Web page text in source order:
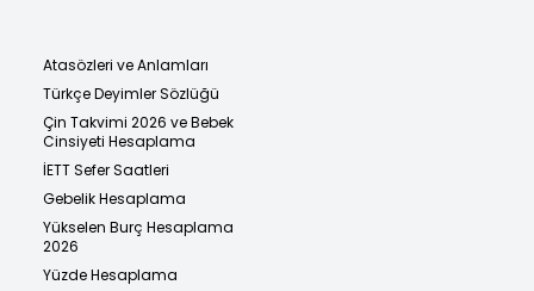
Atasözleri ve Anlamları
Türkçe Deyimler Sözlüğü
Çin Takvimi 2026 ve Bebek
Cinsiyeti Hesaplama
İETT Sefer Saatleri
Gebelik Hesaplama
Yükselen Burç Hesaplama
2026
Yüzde Hesaplama